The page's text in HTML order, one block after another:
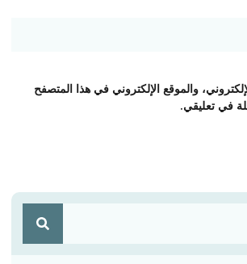
والموقع الإلكتروني في هذا المتصفح
في تعليقي.